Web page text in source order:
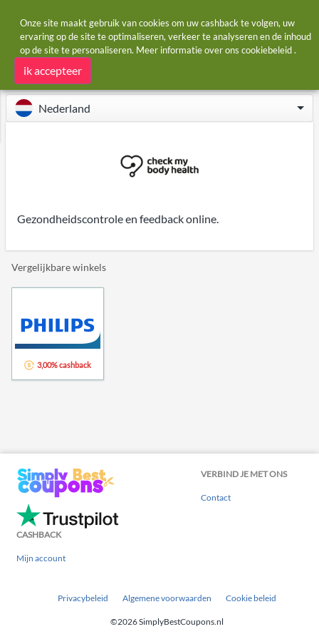
Startpagina Winkels Check My Body Health
Check My Body Health cashback
Nederland
Gezondheidscontrole en feedback online.
Vergelijkbare winkels
3,00% cashback
VERBIND JE MET ONS
Contact
CASHBACK
Mijn account
Privacybeleid Algemene voorwaarden Cookie beleid
©2026 SimplyBestCoupons.nl
Onze site maakt gebruik van cookies om uw cashback te volgen, uw
ervaring op de site te optimaliseren, verkeer te analyseren en de inhoud
op de site te personaliseren. Meer informatie over ons cookiebeleid.
ik accepteer